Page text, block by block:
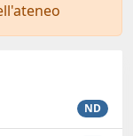
ND